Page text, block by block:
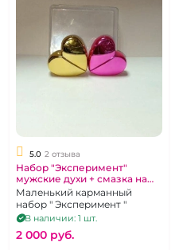
5.0 2 отзыва
Набор "Эксперимент"
мужские духи + смазка на
водной основе
Маленький карманный
набор " Эксперимент "
В наличии: 1 шт.
2 000 pуб.